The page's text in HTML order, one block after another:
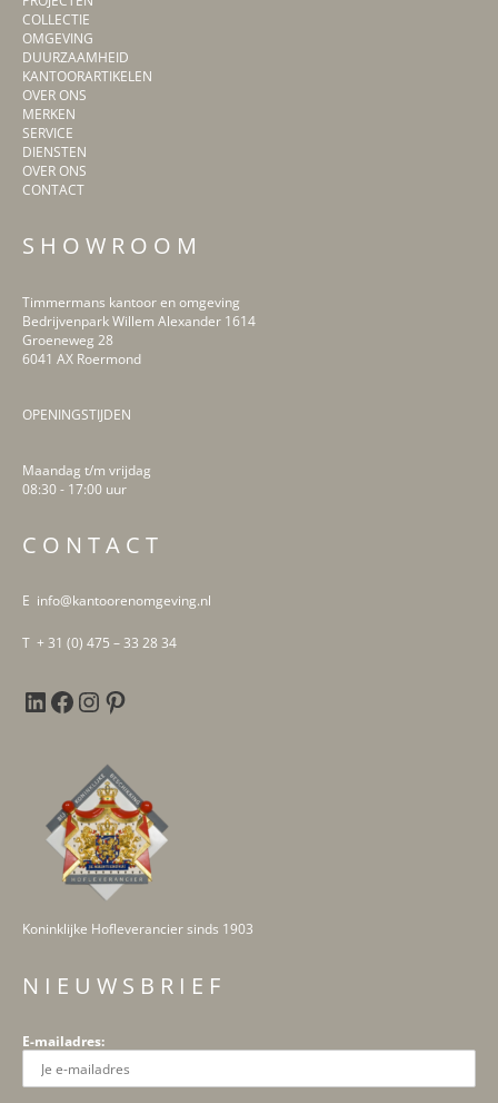
COLLECTIE
OMGEVING
DUURZAAMHEID
KANTOORARTIKELEN
OVER ONS
MERKEN
SERVICE
DIENSTEN
OVER ONS
CONTACT
S H O W R O O M
Timmermans kantoor en omgeving
Bedrijvenpark Willem Alexander 1614
Groeneweg 28
6041 AX Roermond
OPENINGSTIJDEN
Maandag t/m vrijdag
08:30 - 17:00 uur
C O N T A C T
E info@kantoorenomgeving.nl
T + 31 (0) 475 – 33 28 34
LinkedIn
Facebook
Instagram
Pinterest
Koninklijke Hofleverancier sinds 1903
N I E U W S B R I E F
E-mailadres: